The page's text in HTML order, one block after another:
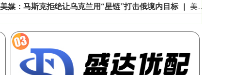
美媒：马斯克拒绝让乌克兰用“星链”打击俄境内目标 美国媒体7日披露，美国太空探索技术公司(SpaceX)创始人马斯克明确拒绝允许乌克兰军方利用SpaceX旗下卫星互联网系统“星链”打击俄罗斯境内目标。美国《大西洋》杂志以乌前国防部长费多罗夫两名“身边人”为消息源报道，费多罗夫此前一直在推动利用“星链”打击俄罗斯境内目标，曾尝试通过私下渠道与马斯克接触，但遭到后者拒绝。“截至目前，（马斯克）没有作出同意的决定。”报道称，马斯克之所以拒绝乌方用“星链”对俄进行纵深打击，是担心危机进一步升级。2022年乌克兰危机全面升级后，马斯克曾免费向乌克兰提供数万个“星链”终端。但他后来频频与乌方发生争执，敦促后者与俄方达成和平协议。（新华社）